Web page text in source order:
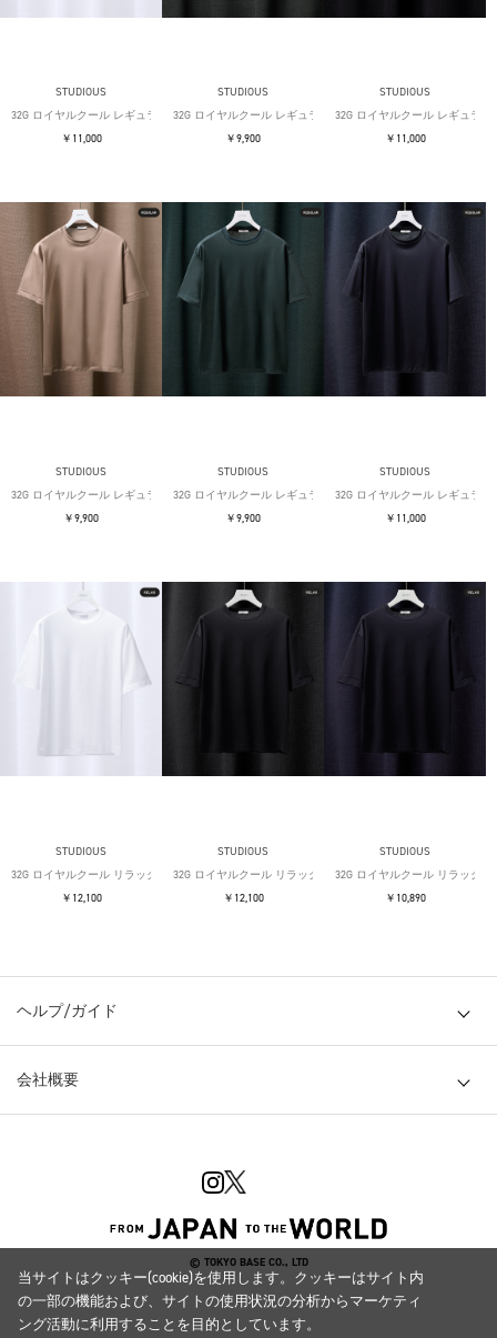
STUDIOUS
32G ロイヤルクール レギュラーTシャツ
￥11,000
STUDIOUS
32G ロイヤルクール レギュラーTシャツ
￥9,900
STUDIOUS
32G ロイヤルクール レギュラー
￥11,000
STUDIOUS
32G ロイヤルクール レギュラーTシャツ
￥9,900
STUDIOUS
32G ロイヤルクール レギュラーTシャツ
￥9,900
STUDIOUS
32G ロイヤルクール レギュラー
￥11,000
STUDIOUS
32G ロイヤルクール リラックスTシャツ
￥12,100
STUDIOUS
32G ロイヤルクール リラックスTシャツ
￥12,100
STUDIOUS
32G ロイヤルクール リラックス
￥10,890
ヘルプ/ガイド
会社概要
© TOKYO BASE CO., LTD
当サイトはクッキー(cookie)を使用します。クッキーはサイト内
の一部の機能および、サイトの使用状況の分析からマーケティ
ング活動に利用することを目的としています。